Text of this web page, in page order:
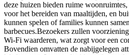
deze huizen bieden ruime
voor het bereiden van maaltijden, en
kunnen spelen of families kunnen
barbecues.Bezoekers zullen
Wi-Fi waarderen, wat zorgt voor een
Bovendien omvatten de nabijgelegen